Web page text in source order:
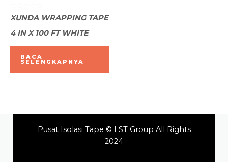
Dinilai
0
5
XUNDA WRAPPING TAPE
4 IN X 100 FT WHITE
BACA
SELENGKAPNYA
Pusat Isolasi Tape © LST Group All Rights
2024